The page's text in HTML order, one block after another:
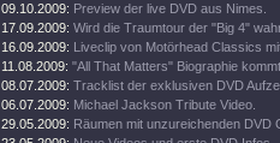
09.10.2009: Preview der live DVD aus Nimes.
17.09.2009: Wird die Traumtour der "Big 4"
16.09.2009: Liveclip von Motörhead Classics
11.08.2009: "All That Matters" Biographie
08.07.2009: Tracklist der exklusiven DVD
06.07.2009: Michael Jackson Tribute Video.
29.05.2009: Räumen mit unzureichenden DVD